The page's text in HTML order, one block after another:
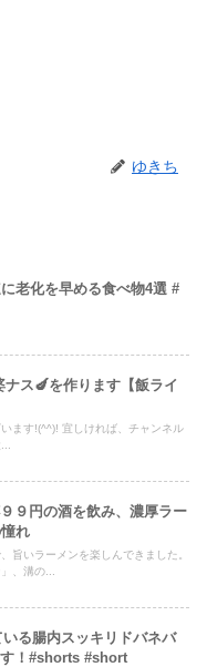
ゆきち
老化を早める食べ物4選 #
ナス🍆を作ります【飯ライ
ます!(^^)! 宜しければ、チャンネル
９円の酒を飲み、濃厚ラー
れ
旨いラーメンを楽しんできました。
、溝の...
る腸内スッキリドバネバ
！#shorts #short